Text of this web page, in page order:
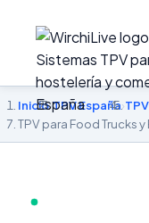
Inicio›TPV España›
TPV para Food Trucks
TPV PARA FOOD